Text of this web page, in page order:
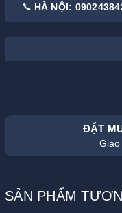
HÀ NỘI:
ĐẶT
SẢN PHẨM